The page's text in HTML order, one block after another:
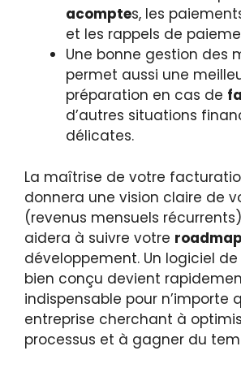
acomptes, les
et les rappels de
Une bonne gestion des
permet aussi une
préparation en cas de
d’autres situations
délicates.
La maîtrise de votre
donnera une vision claire de
(revenus mensuels
aidera à suivre votre roadmap
développement. Un logiciel
bien conçu devient
indispensable pour n’importe
entreprise cherchant à
processus et à gagner du